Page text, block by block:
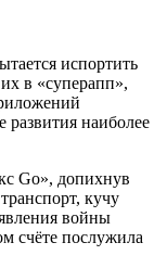
испортить
в «суперапп»,
развития наиболее
Go», допихнув
кучу
войны
счёте послужила